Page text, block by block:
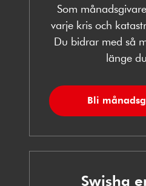
Som
varje kris och
Du bidrar med så
länge
Bli
Swisha